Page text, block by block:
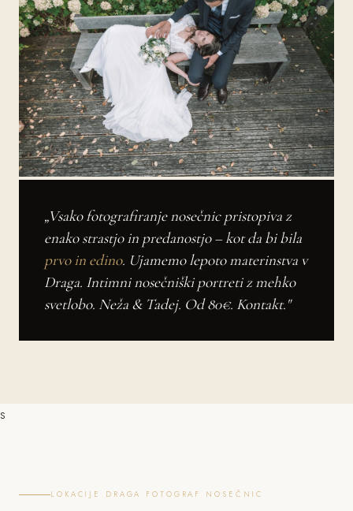
„Vsako fotografiranje nosečnic pristopiva z
enako strastjo in predanostjo – kot da bi bila
prvo in edino. Ujamemo lepoto materinstva v
Draga. Intimni nosečniški portreti z mehko
svetlobo. Neža & Tadej. Od 80€. Kontakt."
s
LOKACIJE DRAGA FOTOGRAF NOSEČNIC